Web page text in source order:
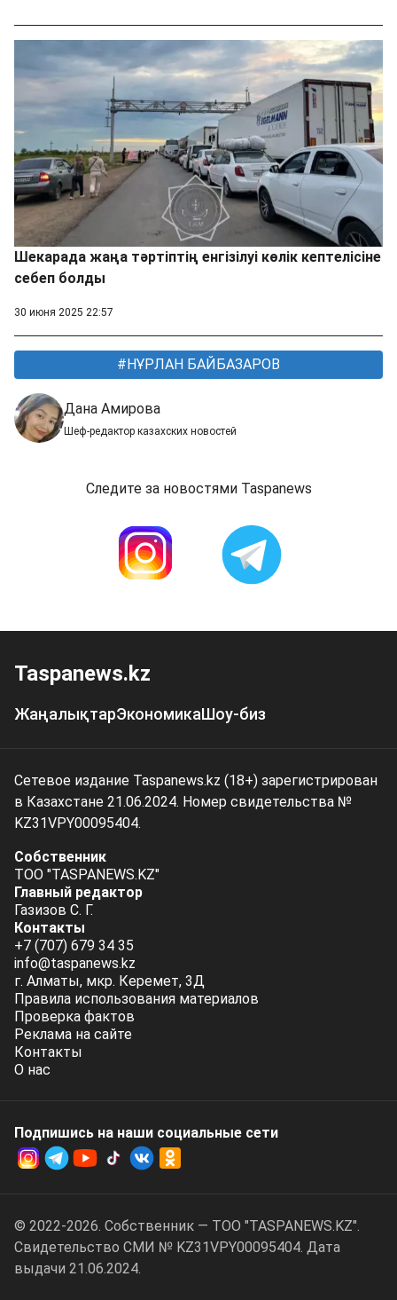
Шекарада жаңа тәртіптің енгізілуі көлік кептелісіне
себеп болды
30 июня 2025 22:57
НҰРЛАН БАЙБАЗАРОВ
Дана Амирова
Шеф-редактор казахских новостей
Следите за новостями Taspanews
Taspanews.kz
ЖаңалықтарЭкономикаШоу-биз
Сетевое издание Taspanews.kz (18+) зарегистрирован
в Казахстане 21.06.2024. Номер свидетельства №
KZ31VPY00095404.
Собственник
ТОО "TASPANEWS.KZ"
Главный редактор
Газизов С. Г.
Контакты
+7 (707) 679 34 35
info@taspanews.kz
г. Алматы, мкр. Керемет, 3Д
Правила использования материалов
Проверка фактов
Реклама на сайте
Контакты
О нас
Подпишись на наши социальные cети
© 2022-2026. Собственник — ТОО "TASPANEWS.KZ".
Cвидетельство СМИ № KZ31VPY00095404. Дата
выдачи 21.06.2024.